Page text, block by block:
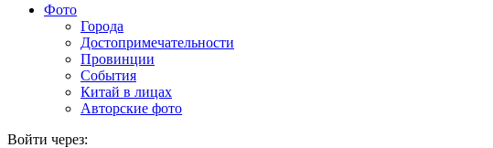
Фото
Города
Достопримечательности
Провинции
События
Китай в лицах
Авторские фото
Войти через: